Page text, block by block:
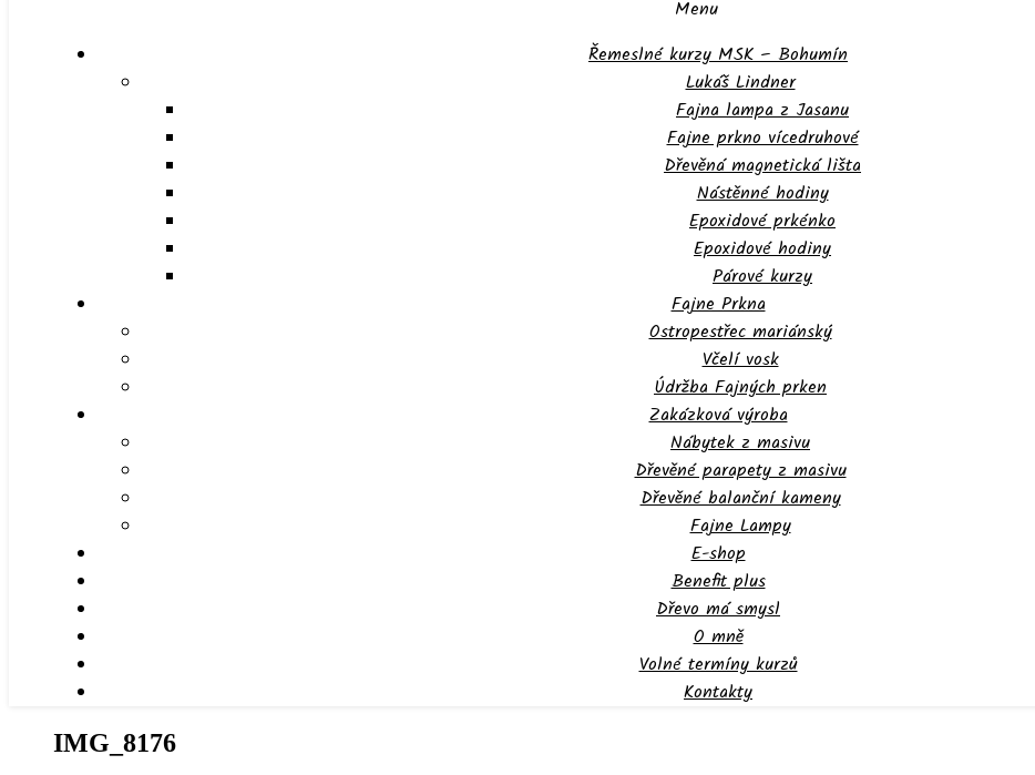
Menu
Řemeslné kurzy MSK – Bohumín
Lukáš Lindner
Fajna lampa z Jasanu
Fajne prkno vícedruhové
Dřevěná magnetická lišta
Nástěnné hodiny
Epoxidové prkénko
Epoxidové hodiny
Párové kurzy
Fajne Prkna
Ostropestřec mariánský
Včelí vosk
Údržba Fajných prken
Zakázková výroba
Nábytek z masivu
Dřevěné parapety z masivu
Dřevěné balanční kameny
Fajne Lampy
E-shop
Benefit plus
Dřevo má smysl
O mně
Volné termíny kurzů
Kontakty
IMG_8176